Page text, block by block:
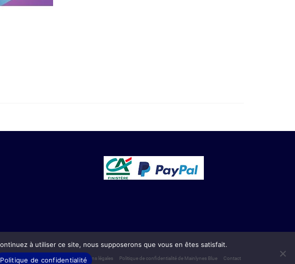
Conditions générales de ventes Mentions légales Politique de confidentialité de Mainlynes Blue Contact
à utiliser ce site, nous supposerons que vous en êtes satisfait.
Politique de confidentialité